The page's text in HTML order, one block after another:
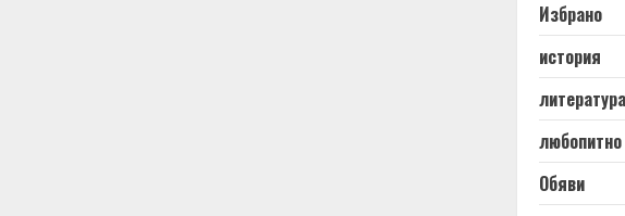
Избрано
история
литература
любопитно
Обяви